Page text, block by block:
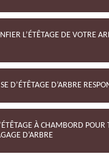
L’ÉTÊTAGE DE VOTRE
D’ÉTÊTAGE D’ARBRE
À CHAMBORD POUR
D’ARBRE